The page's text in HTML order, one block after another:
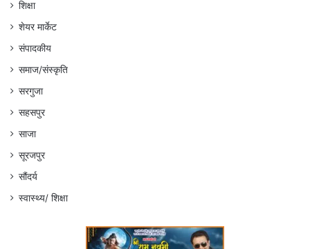
शिक्षा
शेयर मार्केट
संपादकीय
समाज/संस्कृति
सरगुजा
सहसपुर
साजा
सूरजपुर
सौंदर्य
स्वास्थ्य/ शिक्षा